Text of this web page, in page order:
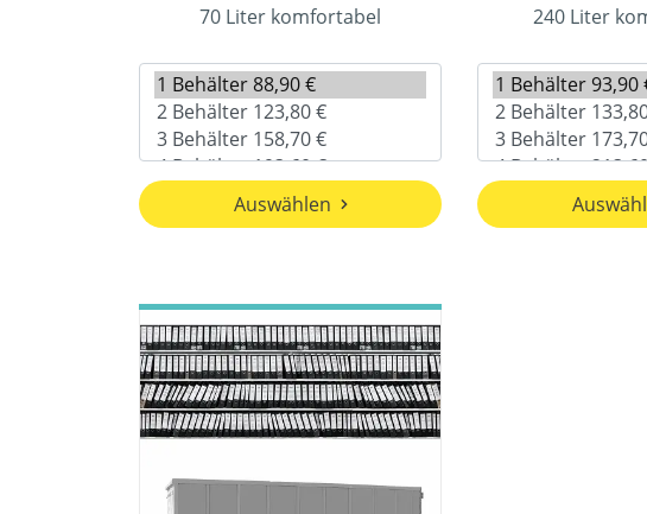
70 Liter komfortabel
Auswählen
240 Liter